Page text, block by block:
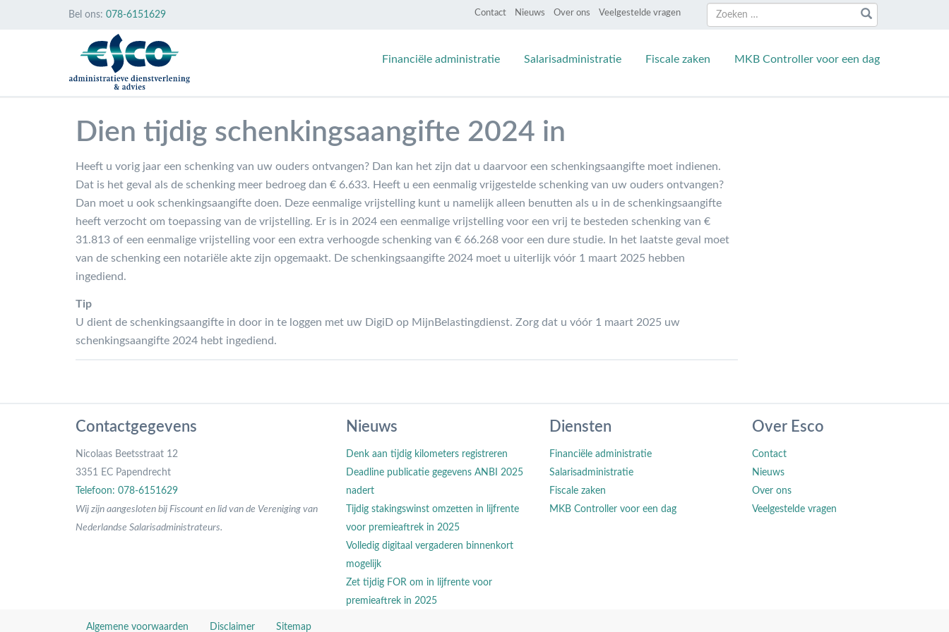
Contact Nieuws Over ons Veelgestelde vragen
Bel ons: 078-6151629
Zoeken
Zoeken
naar:
Financiële administratie Salarisadministratie Fiscale zaken MKB Controller voor een dag
Dien tijdig schenkingsaangifte 2024 in
Heeft u vorig jaar een schenking van uw ouders ontvangen? Dan kan het zijn dat u daarvoor een schenkingsaangifte moet indienen.
Dat is het geval als de schenking meer bedroeg dan € 6.633. Heeft u een eenmalig vrijgestelde schenking van uw ouders ontvangen?
Dan moet u ook schenkingsaangifte doen. Deze eenmalige vrijstelling kunt u namelijk alleen benutten als u in de schenkingsaangifte
heeft verzocht om toepassing van de vrijstelling. Er is in 2024 een eenmalige vrijstelling voor een vrij te besteden schenking van €
31.813 of een eenmalige vrijstelling voor een extra verhoogde schenking van € 66.268 voor een dure studie. In het laatste geval moet
van de schenking een notariële akte zijn opgemaakt. De schenkingsaangifte 2024 moet u uiterlijk vóór 1 maart 2025 hebben
ingediend.
Tip
U dient de schenkingsaangifte in door in te loggen met uw DigiD op MijnBelastingdienst. Zorg dat u vóór 1 maart 2025 uw
schenkingsaangifte 2024 hebt ingediend.
Contactgegevens
Nicolaas Beetsstraat 12
3351 EC Papendrecht
Telefoon: 078-6151629
Wij zijn aangesloten bij Fiscount en lid van de Vereniging van
Nederlandse Salarisadministrateurs.
Nieuws
Denk aan tijdig kilometers registreren
Deadline publicatie gegevens ANBI 2025
nadert
Tijdig stakingswinst omzetten in lijfrente
voor premieaftrek in 2025
Volledig digitaal vergaderen binnenkort
mogelijk
Zet tijdig FOR om in lijfrente voor
premieaftrek in 2025
Diensten
Financiële administratie
Salarisadministratie
Fiscale zaken
MKB Controller voor een dag
Over Esco
Contact
Nieuws
Over ons
Veelgestelde vragen
Algemene voorwaarden Disclaimer Sitemap